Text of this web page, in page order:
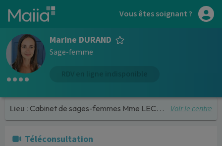
Aller au contenu principal Vous êtes soignant ?
Marine DURAND
Sage-femme
Lieu : Cabinet de sages-femmes Mme LECOINTRE ET Mme DURAND Voir le centre
Téléconsultation